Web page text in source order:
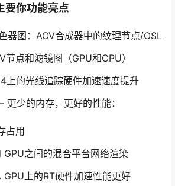
你功能亮点
器图：AOV合成器中的纹理节点/OSL
节点和滤镜图（GPU和CPU）
上的光线追踪硬件加速速度提升
更少的内存，更好的性能：
占用
之间的混合平台网络渲染
上的RT硬件加速性能更好